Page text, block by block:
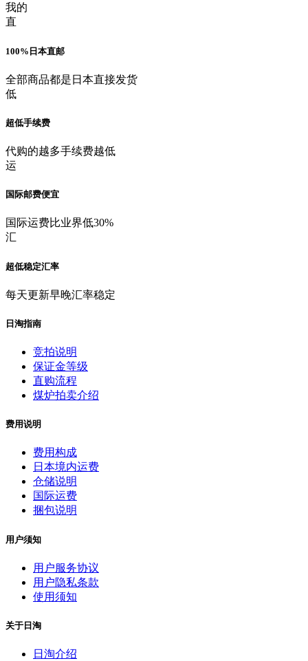
我的
直
100%日本直邮
全部商品都是日本直接发货
低
超低手续费
代购的越多手续费越低
运
国际邮费便宜
国际运费比业界低30%
汇
超低稳定汇率
每天更新早晚汇率稳定
日淘指南
竞拍说明
保证金等级
直购流程
煤炉拍卖介绍
费用说明
费用构成
日本境内运费
仓储说明
国际运费
捆包说明
用户须知
用户服务协议
用户隐私条款
使用须知
关于日淘
日淘介绍